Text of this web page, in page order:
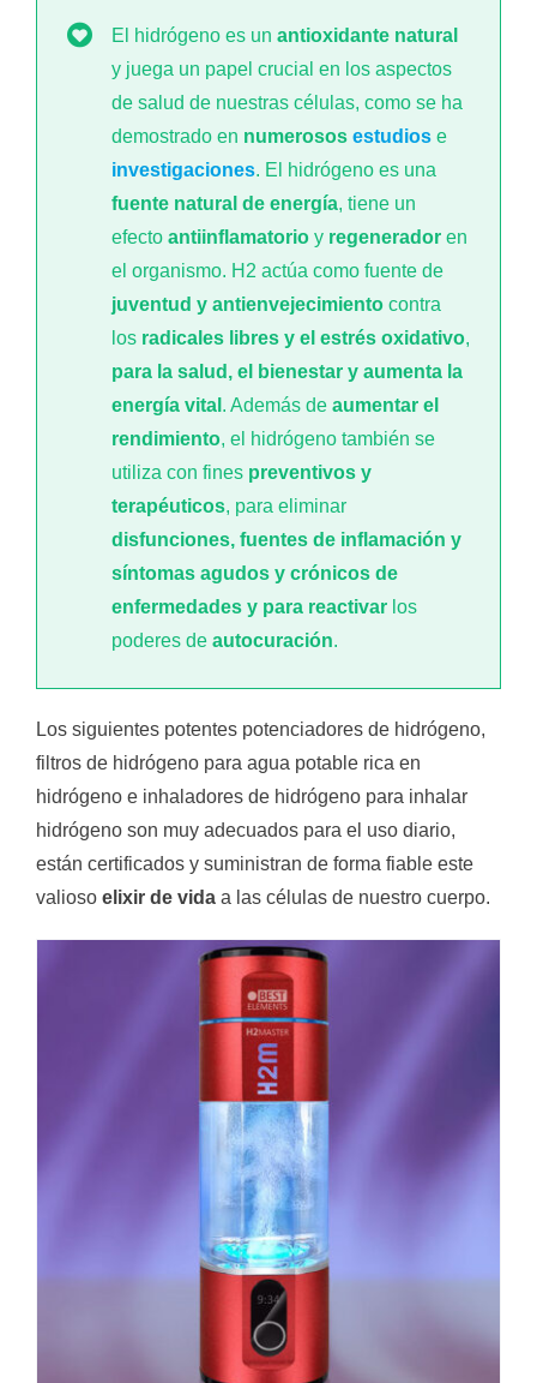
El hidrógeno es un antioxidante natural
y juega un papel crucial en los aspectos
de salud de nuestras células, como se ha
demostrado en numerosos estudiose
investigaciones. El hidrógeno es una
fuente natural de energía, tiene un
efecto antiinflamatorioy regeneradoren
el organismo. H2 actúa como fuente de
juventud y antienvejecimientocontra
los radicales libres y el estrés oxidativo,
para la salud, el bienestar y aumenta la
energía vital . Además de aumentar el
rendimiento, el hidrógeno también se
utiliza con fines preventivos y
terapéuticos, para eliminar
disfunciones, fuentes de inflamación y
síntomas agudos y crónicos de
enfermedades y para reactivarlos
poderes de autocuración.
Los siguientes potentes potenciadores de hidrógeno,
filtros de hidrógeno para agua potable rica en
hidrógeno e inhaladores de hidrógeno para inhalar
hidrógeno son muy adecuados para el uso diario,
están certificados y suministran de forma fiable este
valioso elixir de vidaa las células de nuestro cuerpo.